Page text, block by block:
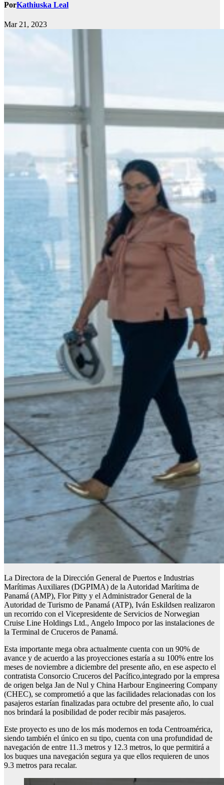
PorKathiuska Leal
Mar 21, 2023
La Directora de la Dirección General de Puertos e Industrias
Marítimas Auxiliares (DGPIMA) de la Autoridad Marítima de
Panamá (AMP), Flor Pitty y el Administrador General de la
Autoridad de Turismo de Panamá (ATP), Iván Eskildsen realizaron
un recorrido con el Vicepresidente de Servicios de Norwegian
Cruise Line Holdings Ltd., Angelo Impoco por las instalaciones de
la Terminal de Cruceros de Panamá.
Esta importante mega obra actualmente cuenta con un 90% de
avance y de acuerdo a las proyecciones estaría a su 100% entre los
meses de noviembre a diciembre del presente año, en ese aspecto el
contratista Consorcio Cruceros del Pacífico,integrado por la empresa
de origen belga Jan de Nul y China Harbour Engineering Company
(CHEC), se comprometió a que las facilidades relacionadas con los
pasajeros estarían finalizadas para octubre del presente año, lo cual
nos brindará la posibilidad de poder recibir más pasajeros.
Este proyecto es uno de los más modernos en toda Centroamérica,
siendo también el único en su tipo, cuenta con una profundidad de
navegación de entre 11.3 metros y 12.3 metros, lo que permitirá a
los buques una navegación segura ya que ellos requieren de unos
9.3 metros para recalar.